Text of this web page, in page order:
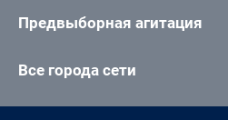
Предвыборная агитация
Все города сети